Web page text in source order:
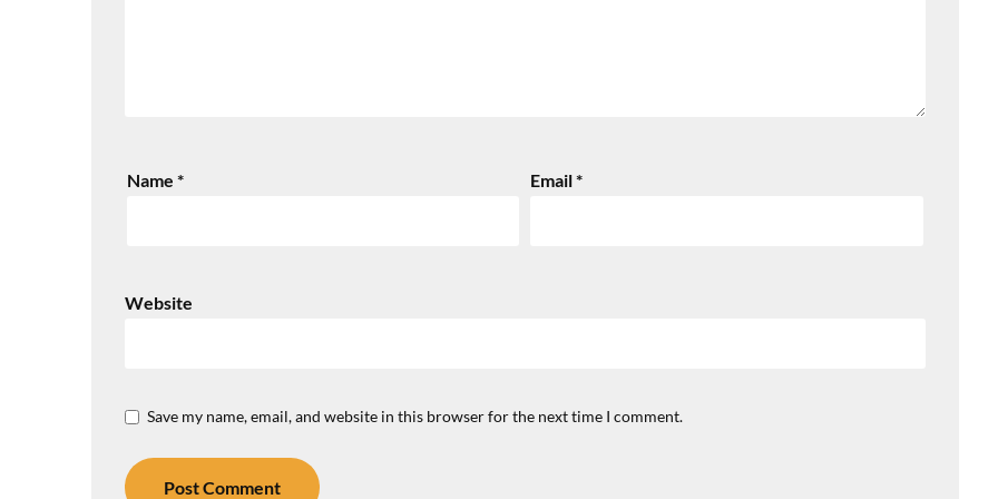
Name* Email*
Website
Save my name, email, and website in this browser for the next time I comment.